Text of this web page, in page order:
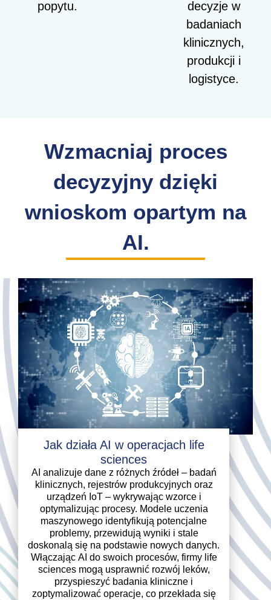
popytu.
decyzje w
badaniach
klinicznych,
produkcji i
logistyce.
Wzmacniaj proces
decyzyjny dzięki
wnioskom opartym na
AI.
Jak działa AI w operacjach life
sciences
AI analizuje dane z różnych źródeł – badań
klinicznych, rejestrów produkcyjnych oraz
urządzeń IoT – wykrywając wzorce i
optymalizując procesy. Modele uczenia
maszynowego identyfikują potencjalne
problemy, przewidują wyniki i stale
doskonalą się na podstawie nowych danych.
Włączając AI do swoich procesów, firmy life
sciences mogą usprawnić rozwój leków,
przyspieszyć badania kliniczne i
zoptymalizować operacje, co przekłada się